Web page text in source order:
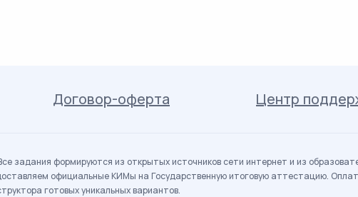
Договор-оферта Центр
задания формируются из открытых источников сети интернет и из
официальные КИМы на Государственную итоговую аттестацию.
готовых уникальных вариантов.